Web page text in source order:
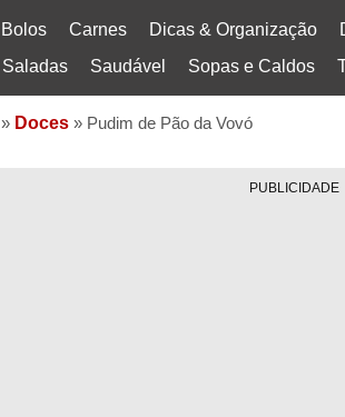
Bolos Carnes Dicas & Organização
Saladas Saudável Sopas e Caldos
» Doces » Pudim de Pão da Vovó
PUBLICIDADE